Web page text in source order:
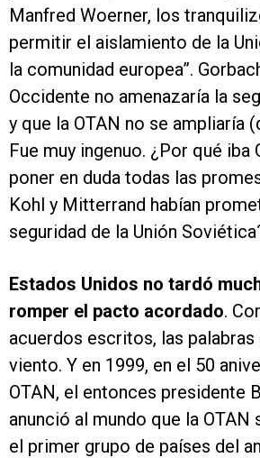
Manfred Woerner, los
permitir el aislamiento de la
la comunidad europea”.
Occidente no amenazaría la
y que la OTAN no se ampliaría
Fue muy ingenuo. ¿Por qué iba
poner en duda todas las
Kohl y Mitterrand habían
seguridad de la Unión
Estados Unidos no tardó
romper el pacto acordado.
acuerdos escritos, las
viento. Y en 1999, en el 50
OTAN, el entonces presidente
anunció al mundo que la OTAN
el primer grupo de países del